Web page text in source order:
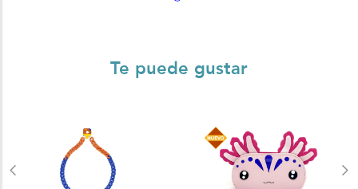
Te puede gustar